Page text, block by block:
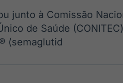
e
de
Componentes
para conteúdos e
funcionalidades
Conteúdos e
dados para
displays e telas
junto à Comissão
de Saúde
(semaglutid